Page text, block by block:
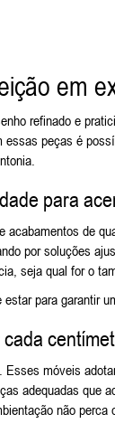
em
refinado e
peças é
para
de
por soluções
seja qual for o
estarpara garantir
móveis
adequadas que
não perca